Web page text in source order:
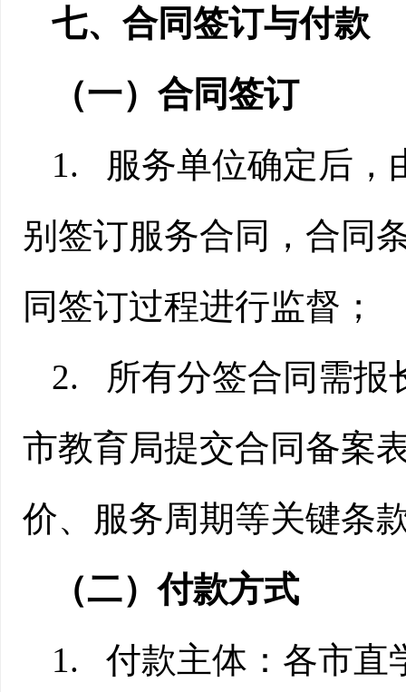
七、合同签订与付款
（一）合同签订
1. 服务单位确定后 ，
别签订服务合同，合同
同签订过程进行监督；
2. 所有分签合同需报
市教育局提交合同备案
价、服务周期等关键条
（二）付款方式
1. 付款主体：各市直